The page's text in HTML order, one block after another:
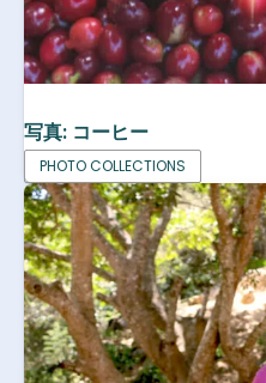
写真: コーヒー
PHOTO COLLECTIONS